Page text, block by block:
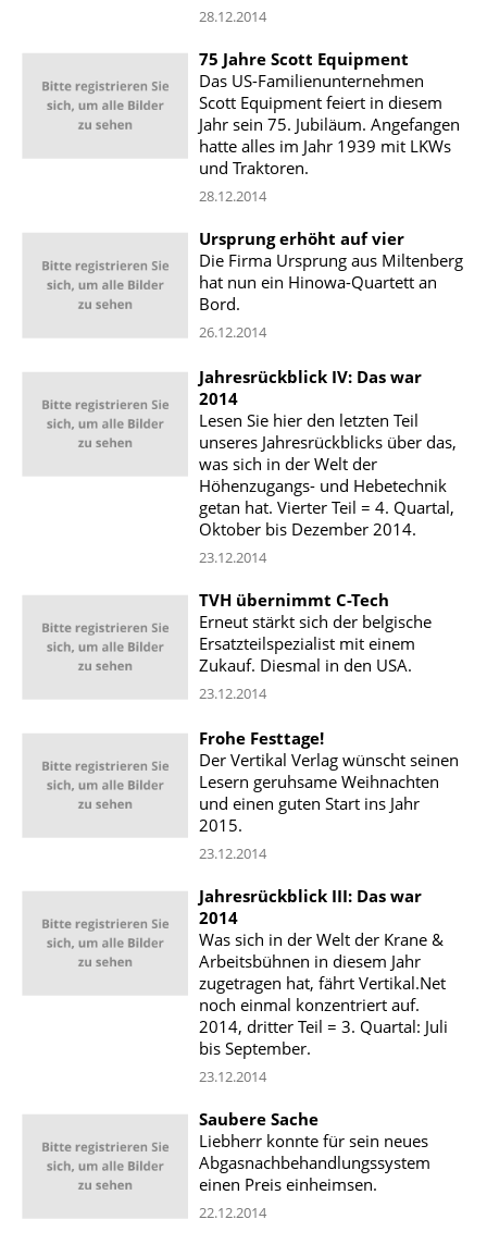
28.12.2014
75 Jahre Scott Equipment
Das US-Familienunternehmen
Scott Equipment feiert in diesem
Jahr sein 75. Jubiläum. Angefangen
hatte alles im Jahr 1939 mit LKWs
und Traktoren.
28.12.2014
Ursprung erhöht auf vier
Die Firma Ursprung aus Miltenberg
hat nun ein Hinowa-Quartett an
Bord.
26.12.2014
Jahresrückblick IV: Das war
2014
Lesen Sie hier den letzten Teil
unseres Jahresrückblicks über das,
was sich in der Welt der
Höhenzugangs- und Hebetechnik
getan hat. Vierter Teil = 4. Quartal,
Oktober bis Dezember 2014.
23.12.2014
TVH übernimmt C-Tech
Erneut stärkt sich der belgische
Ersatzteilspezialist mit einem
Zukauf. Diesmal in den USA.
23.12.2014
Frohe Festtage!
Der Vertikal Verlag wünscht seinen
Lesern geruhsame Weihnachten
und einen guten Start ins Jahr
2015.
23.12.2014
Jahresrückblick III: Das war
2014
Was sich in der Welt der Krane &
Arbeitsbühnen in diesem Jahr
zugetragen hat, fährt Vertikal.Net
noch einmal konzentriert auf.
2014, dritter Teil = 3. Quartal: Juli
bis September.
23.12.2014
Saubere Sache
Liebherr konnte für sein neues
Abgasnachbehandlungssystem
einen Preis einheimsen.
22.12.2014